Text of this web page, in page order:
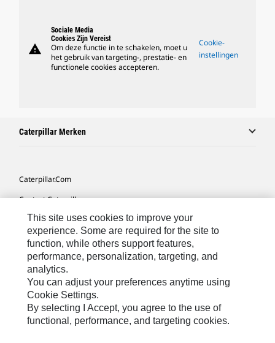
warning
Sociale Media
Cookies Zijn Vereist
Om deze functie in te schakelen, moet u
het gebruik van targeting-, prestatie- en
functionele cookies accepteren.
Cookie-
instellingen
Caterpillar Merken
Caterpillar.com
Contact Caterpillar
Mijn Marketingvoorkeuren
Site Map
Cookie Settings
Legal
Privacy
This site uses cookies to improve your
experience. Some are required for the site to
function, while others support features,
performance, personalization, targeting, and
analytics.
You can adjust your preferences anytime using
Cookie Settings.
By selecting I Accept, you agree to the use of
functional, performance, and targeting cookies.